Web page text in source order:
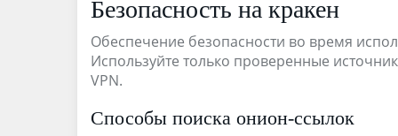
Безопасность на кракен
Обеспечение безопасности во время
Используйте только проверенные
VPN.
Способы поиска онион-ссылок